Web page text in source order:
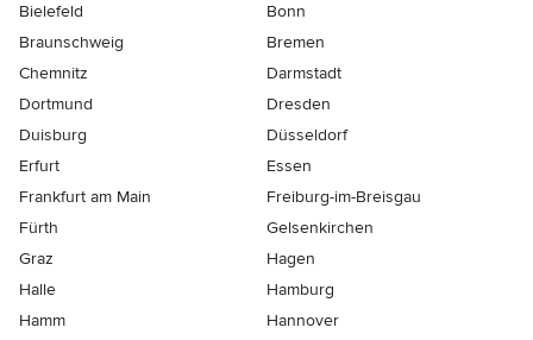
Bielefeld
Bonn
Braunschweig
Bremen
Chemnitz
Darmstadt
Dortmund
Dresden
Duisburg
Düsseldorf
Erfurt
Essen
Frankfurt am Main
Freiburg-im-Breisgau
Fürth
Gelsenkirchen
Graz
Hagen
Halle
Hamburg
Hamm
Hannover